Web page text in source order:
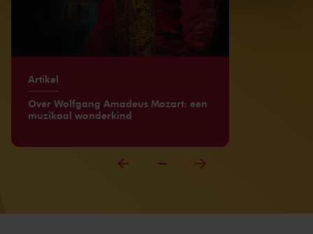
Artikel
Over Wolfgang Amadeus Mozart: een
muzikaal wonderkind